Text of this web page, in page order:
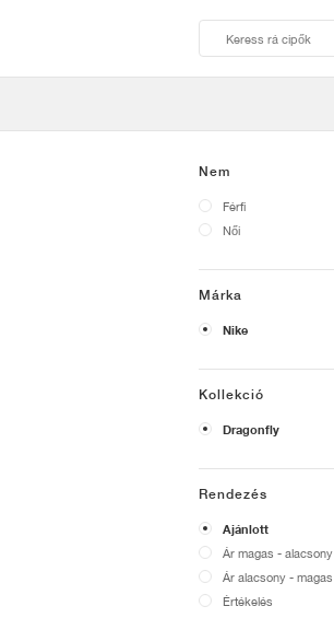
Nem
Férfi
Női
Márka
Nike
Kollekció
Dragonfly
Rendezés
Ajánlott
Ár magas - alacsony
Ár alacsony - magas
Értékelés